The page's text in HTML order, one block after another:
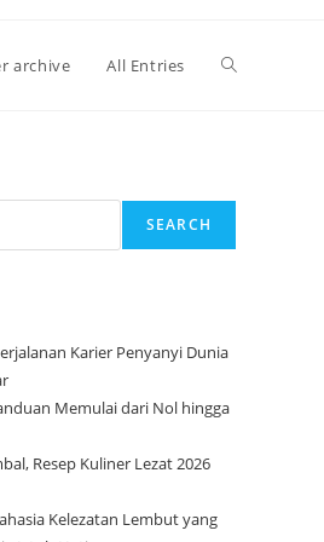
archive All Entries Toggle
search
SEARCH
Karier Penyanyi Dunia
Memulai dari Nol hingga
Resep Kuliner Lezat 2026
Kelezatan Lembut yang